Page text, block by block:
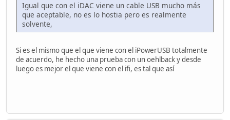
Igual que con el iDAC viene un cable USB mucho más
que aceptable, no es lo hostia pero es realmente
solvente,
Si es el mismo que el que viene con el iPowerUSB totalmente
de acuerdo, he hecho una prueba con un oehlback y desde
luego es mejor el que viene con el ifi, es tal que así